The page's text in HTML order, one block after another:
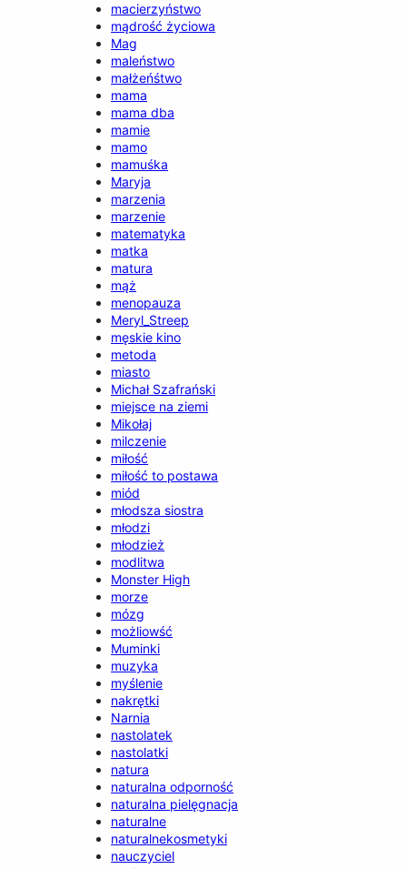
macierzyństwo
mądrość życiowa
Mag
maleństwo
małżeńśtwo
mama
mama dba
mamie
mamo
mamuśka
Maryja
marzenia
marzenie
matematyka
matka
matura
mąż
menopauza
Meryl_Streep
męskie kino
metoda
miasto
Michał Szafrański
miejsce na ziemi
Mikołaj
milczenie
miłość
miłość to postawa
miód
młodsza siostra
młodzi
młodzież
modlitwa
Monster High
morze
mózg
możliowść
Muminki
muzyka
myślenie
nakrętki
Narnia
nastolatek
nastolatki
natura
naturalna odporność
naturalna pielęgnacja
naturalne
naturalnekosmetyki
nauczyciel